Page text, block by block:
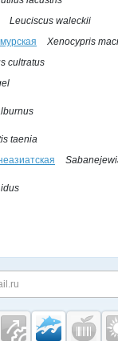
Leuciscus waleckii
Xenocypris
cultratus
taenia
на полезные